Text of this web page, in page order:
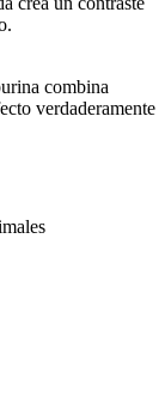
combina
verdaderamente